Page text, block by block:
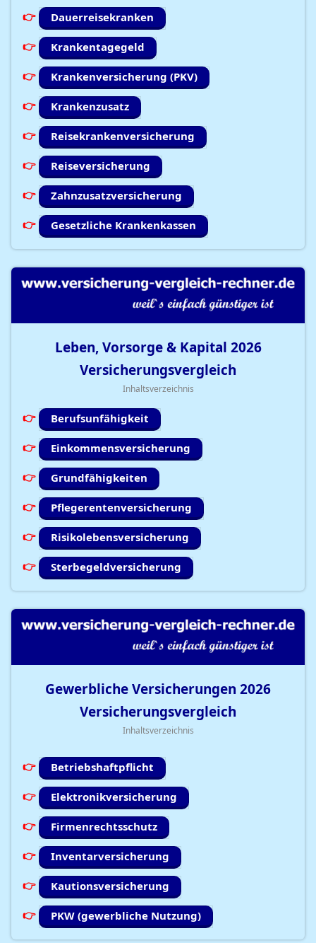
Dauerreisekranken
Krankentagegeld
Krankenversicherung (PKV)
Krankenzusatz
Reisekrankenversicherung
Reiseversicherung
Zahnzusatzversicherung
Gesetzliche Krankenkassen
Leben, Vorsorge & Kapital 2026
Versicherungsvergleich
Inhaltsverzeichnis
Berufsunfähigkeit
Einkommensversicherung
Grundfähigkeiten
Pflegerentenversicherung
Risikolebensversicherung
Sterbegeldversicherung
Gewerbliche Versicherungen 2026
Versicherungsvergleich
Inhaltsverzeichnis
Betriebshaftpflicht
Elektronikversicherung
Firmenrechtsschutz
Inventarversicherung
Kautionsversicherung
PKW (gewerbliche Nutzung)